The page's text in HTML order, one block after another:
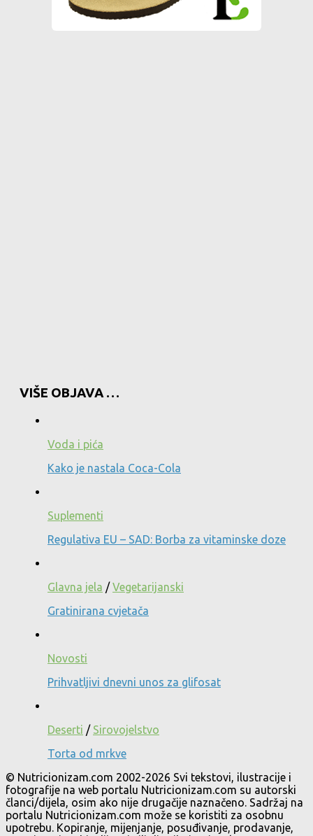
VIŠE OBJAVA …
Voda i pića
Kako je nastala Coca-Cola
Suplementi
Regulativa EU – SAD: Borba za vitaminske doze
Glavna jela /Vegetarijanski
Gratinirana cvjetača
Novosti
Prihvatljivi dnevni unos za glifosat
Deserti / Sirovojelstvo
Torta od mrkve
© Nutricionizam.com 2002-2026 Svi tekstovi, ilustracije i
fotografije na web portalu Nutricionizam.com su autorski
članci/dijela, osim ako nije drugačije naznačeno. Sadržaj na
portalu Nutricionizam.com može se koristiti za osobnu
upotrebu. Kopiranje, mijenjanje, posuđivanje, prodavanje,